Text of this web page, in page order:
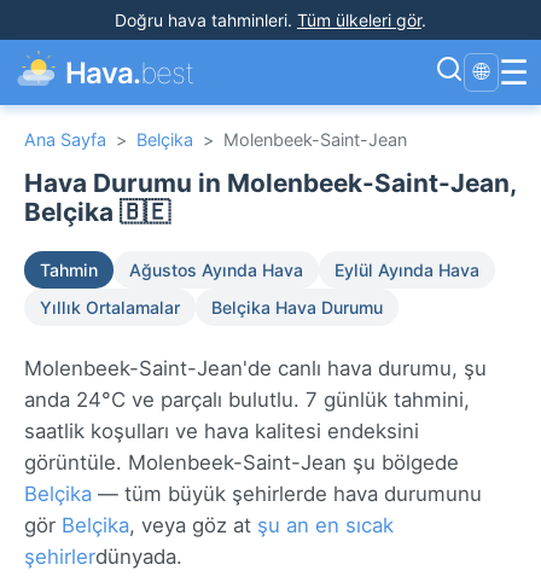
Doğru hava tahminleri. Tüm ülkeleri gör.
Hava.best 🌐 ☰
Ana Sayfa > Belçika > Molenbeek-Saint-Jean
Hava Durumu in Molenbeek-Saint-Jean,
Belçika 🇧🇪
Tahmin Ağustos Ayında Hava
Eylül Ayında Hava
Yıllık Ortalamalar
Belçika Hava Durumu
Molenbeek-Saint-Jean'de canlı hava durumu, şu
anda 24°C ve parçalı bulutlu. 7 günlük tahmini,
saatlik koşulları ve hava kalitesi endeksini
görüntüle. Molenbeek-Saint-Jean şu bölgede
Belçika — tüm büyük şehirlerde hava durumunu
gör Belçika, veya göz at şu an en sıcak
şehirlerdünyada.